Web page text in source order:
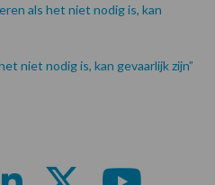
als het niet nodig is, kan
niet nodig is, kan gevaarlijk zijn”